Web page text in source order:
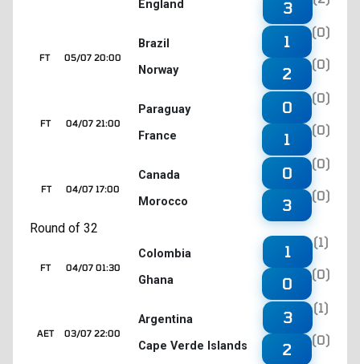
England
3
05/07 20:00
FT
Brazil
Norway
1
(0)
2
(0)
04/07 21:00
FT
Paraguay
France
0
(0)
1
(0)
04/07 17:00
FT
Canada
Morocco
0
(0)
3
(0)
Round of 32
04/07 01:30
FT
Colombia
Ghana
1
(1)
0
(0)
03/07 22:00
AET
Argentina
Cape Verde Islands
3
(1)
2
(0)